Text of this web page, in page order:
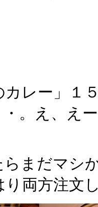
レー」１
・。え、え
まだマシ
両方注文